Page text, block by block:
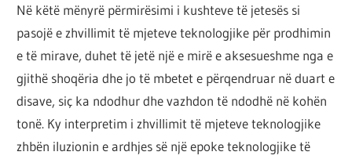
Në këtë mënyrë përmirësimi i kushteve të jetesës si
pasojë e zhvillimit të mjeteve teknologjike për prodhimin
e të mirave, duhet të jetë një e mirë e aksesueshme nga e
gjithë shoqëria dhe jo të mbetet e përqendruar në duart e
disave, siç ka ndodhur dhe vazhdon të ndodhë në kohën
tonë. Ky interpretim i zhvillimit të mjeteve teknologjike
zhbën iluzionin e ardhjes së një epoke teknologjike të